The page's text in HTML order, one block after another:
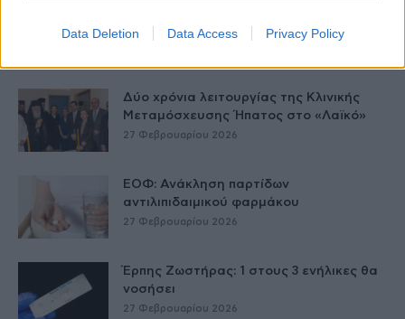
Data Deletion Data Access Privacy Policy
στο Ίλιον – Τι ανακοινώθηκε από...
Δύο χρόνια λειτουργίας της Κλινικής
Μεταμόσχευσης Ήπατος στο «Λαϊκό»
27 Φεβρουαρίου 2026
ΕΟΦ: Ανάκληση παρτίδων
αντιλιπιδαιμικού φαρμάκου
27 Φεβρουαρίου 2026
Έρπης Ζωστήρας: 1 στους 3 ενήλικες θα
νοσήσει
27 Φεβρουαρίου 2026